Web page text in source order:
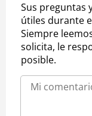
Sus preguntas
útiles durante
Siempre
solicita, le
posible.